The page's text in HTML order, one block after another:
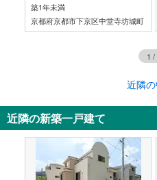
築1年未満
京都府京都市下京区中堂寺坊城町
1 /
近隣
近隣の新築一戸建て